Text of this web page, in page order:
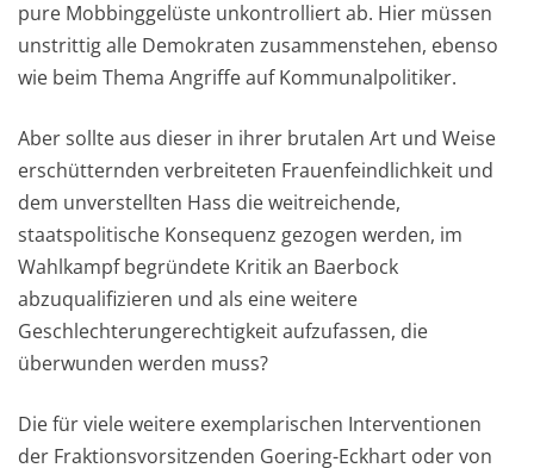
pure Mobbinggelüste unkontrolliert ab. Hier müssen
unstrittig alle Demokraten zusammenstehen, ebenso
wie beim Thema Angriffe auf Kommunalpolitiker.
Aber sollte aus dieser in ihrer brutalen Art und Weise
erschütternden verbreiteten Frauenfeindlichkeit und
dem unverstellten Hass die weitreichende,
staatspolitische Konsequenz gezogen werden, im
Wahlkampf begründete Kritik an Baerbock
abzuqualifizieren und als eine weitere
Geschlechterungerechtigkeit aufzufassen, die
überwunden werden muss?
Die für viele weitere exemplarischen Interventionen
der Fraktionsvorsitzenden Goering-Eckhart oder von